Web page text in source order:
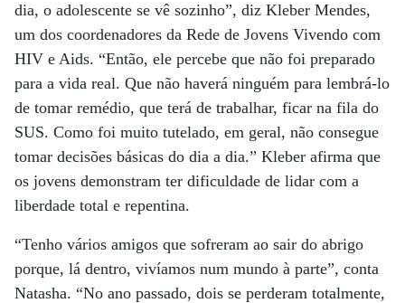
dia, o adolescente se vê sozinho”, diz Kleber Mendes,
um dos coordenadores da Rede de Jovens Vivendo com
HIV e Aids. “Então, ele percebe que não foi preparado
para a vida real. Que não haverá ninguém para lembrá-lo
de tomar remédio, que terá de trabalhar, ficar na fila do
SUS. Como foi muito tutelado, em geral, não consegue
tomar decisões básicas do dia a dia.” Kleber afirma que
os jovens demonstram ter dificuldade de lidar com a
liberdade total e repentina.
“Tenho vários amigos que sofreram ao sair do abrigo
porque, lá dentro, vivíamos num mundo à parte”, conta
Natasha. “No ano passado, dois se perderam totalmente,